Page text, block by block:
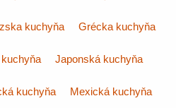
kuchyňa Grécka kuchyňa
Japonská kuchyňa
kuchyňa Mexická kuchyňa